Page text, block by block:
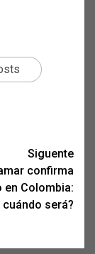
Siguente
confirma
en Colombia:
cuándo será?